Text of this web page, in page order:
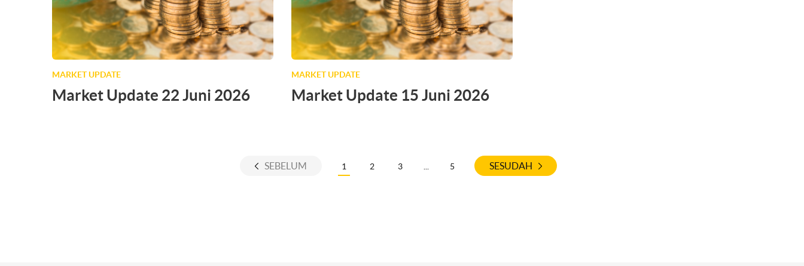
MARKET UPDATE
Market Update 22 Juni 2026
MARKET UPDATE
Market Update 15 Juni 2026
SEBELUM 1 2 3 5 SESUDAH